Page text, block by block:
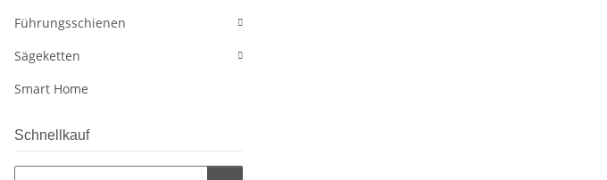
Führungsschienen
Sägeketten
Smart Home
Schnellkauf